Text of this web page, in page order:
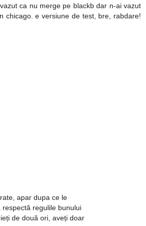
ca nu merge pe blackb dar n-ai vazut
chicago. e versiune de test, bre, rabdare!
apar dupa ce le
regulile bunului
de două ori, aveți doar